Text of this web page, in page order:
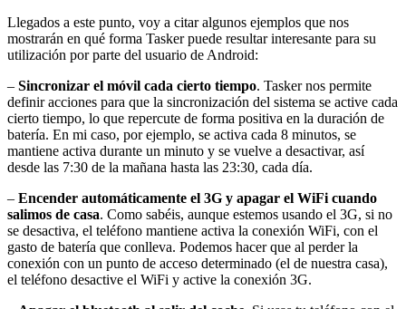
Llegados a este punto, voy a citar algunos ejemplos que nos
mostrarán en qué forma Tasker puede resultar interesante para su
utilización por parte del usuario de Android:
– Sincronizar el móvil cada cierto tiempo. Tasker nos permite
definir acciones para que la sincronización del sistema se active cada
cierto tiempo, lo que repercute de forma positiva en la duración de
batería. En mi caso, por ejemplo, se activa cada 8 minutos, se
mantiene activa durante un minuto y se vuelve a desactivar, así
desde las 7:30 de la mañana hasta las 23:30, cada día.
– Encender automáticamente el 3G y apagar el WiFi cuando
salimos de casa. Como sabéis, aunque estemos usando el 3G, si no
se desactiva, el teléfono mantiene activa la conexión WiFi, con el
gasto de batería que conlleva. Podemos hacer que al perder la
conexión con un punto de acceso determinado (el de nuestra casa),
el teléfono desactive el WiFi y active la conexión 3G.